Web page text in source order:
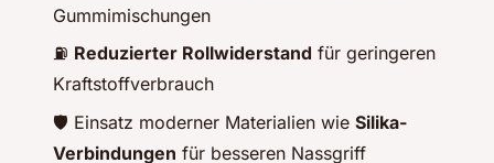
Gummimischungen
⛽ Reduzierter Rollwiderstand für geringeren
Kraftstoffverbrauch
🛡️ Einsatz moderner Materialien wie Silika-
Verbindungen für besseren Nassgriff